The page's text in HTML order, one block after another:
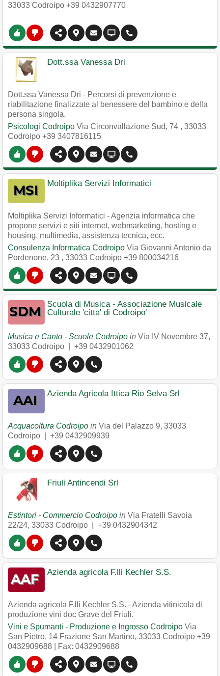
33033 Codroipo +39 0432907770
Dott.ssa Vanessa Dri
Dott.ssa Vanessa Dri - Percorsi di prevenzione e
riabilitazione finalizzate al benessere del bambino e della
persona singola.
Psicologi Codroipo Via Circonvallazione Sud, 74 , 33033
Codroipo +39 3407816115
Moltiplika Servizi Informatici
Moltiplika Servizi Informatici - Agenzia informatica che
propone servizi e siti internet, webmarketing, hosting e
housing, multimedia, assistenza tecnica, ecc.
Consulenza Informatica Codroipo Via Giovanni Antonio da
Pordenone, 23 , 33033 Codroipo +39 800034216
Scuola di Musica - Associazione Musicale
Culturale 'citta' di Codroipo'
Musica e Canto - Scuole Codroipo in Via IV Novembre 37,
33033 Codroipo +39 0432901062
Azienda Agricola Ittica Rio Selva Srl
Acquacoltura Codroipo in Via del Palazzo 9, 33033
Codroipo
+39 0432909939
Friuli Antincendi Srl
Estintori - Commercio Codroipo in Via Fratelli Savoia
22/24, 33033 Codroipo +39 0432904342
Azienda agricola F.lli Kechler S.S.
Azienda agricola F.lli Kechler S.S. - Azienda vitinicola di
produzione vini doc Grave del Friuli.
Vini e Spumanti - Produzione e Ingrosso Codroipo Via
San Pietro, 14 Frazione San Martino, 33033 Codroipo +39
0432909688 | Fax: 0432909688